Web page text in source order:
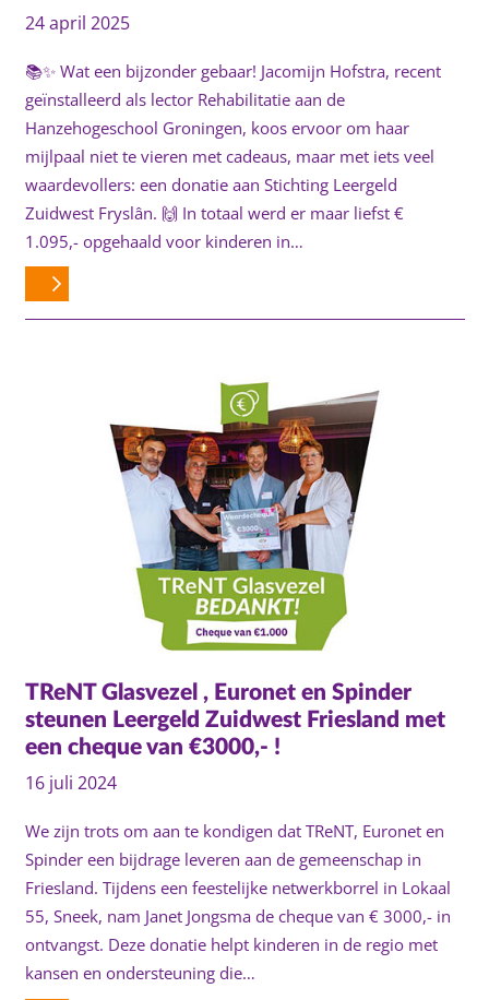
24 april 2025
📚✨ Wat een bijzonder gebaar! Jacomijn Hofstra, recent
geïnstalleerd als lector Rehabilitatie aan de
Hanzehogeschool Groningen, koos ervoor om haar
mijlpaal niet te vieren met cadeaus, maar met iets veel
waardevollers: een donatie aan Stichting Leergeld
Zuidwest Fryslân. 🙌 In totaal werd er maar liefst €
1.095,- opgehaald voor kinderen in…
TReNT Glasvezel , Euronet en Spinder
steunen Leergeld Zuidwest Friesland met
een cheque van €3000,- !
16 juli 2024
We zijn trots om aan te kondigen dat TReNT, Euronet en
Spinder een bijdrage leveren aan de gemeenschap in
Friesland. Tijdens een feestelijke netwerkborrel in Lokaal
55, Sneek, nam Janet Jongsma de cheque van € 3000,- in
ontvangst. Deze donatie helpt kinderen in de regio met
kansen en ondersteuning die…